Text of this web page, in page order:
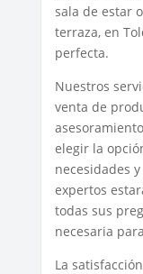
sala de estar
terraza, en
perfecta.
Nuestros
venta de
elegir la
necesidades
expertos
todas sus
necesaria
La